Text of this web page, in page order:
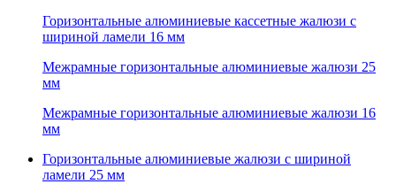
Горизонтальные алюминиевые кассетные жалюзи с
шириной ламели 16 мм
Межрамные горизонтальные алюминиевые жалюзи 25
мм
Межрамные горизонтальные алюминиевые жалюзи 16
мм
Горизонтальные алюминиевые жалюзи с шириной
ламели 25 мм